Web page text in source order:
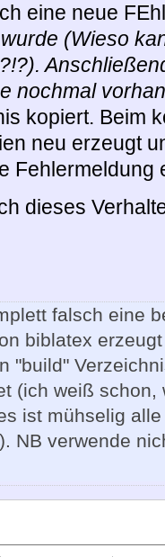
eine neue
(Wieso
nochmal
kopiert. Beim
neu erzeugt
Fehlermeldung
dieses
falsch eine
biblatex
"build"
(ich weiß
ist mühselig
NB verwende